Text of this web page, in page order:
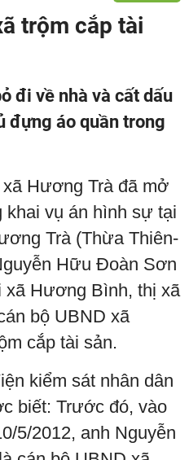
trộm cắp tài
đi về nhà và cất dấu
đựng áo quần trong
Hương Trà đã mở
khai vụ án hình sự tại
Trà (Thừa Thiên-
Hữu Đoàn Sơn
xã Hương Bình, thị xã
bộ UBND xã
cắp tài sản.
kiểm sát nhân dân
biết: Trước đó, vào
5/2012, anh Nguyễn